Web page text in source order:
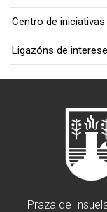
Centro de
Ligazóns de interese
Praza de